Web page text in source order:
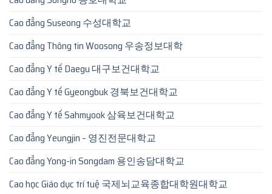
Cao đẳng Suseong 수성대학교
Cao đẳng Thông tin Woosong 우송정보대학
Cao đẳng Y tế Daegu 대구보건대학교
Cao đẳng Y tế Gyeongbuk 경북보건대학교
Cao đẳng Y tế Sahmyook 삼육보건대학교
Cao đẳng Yeungjin – 영진전문대학교
Cao đẳng Yong-in Songdam 용인송담대학교
Cao học Giáo dục trí tuệ 국제뇌교육종합대학원대학교